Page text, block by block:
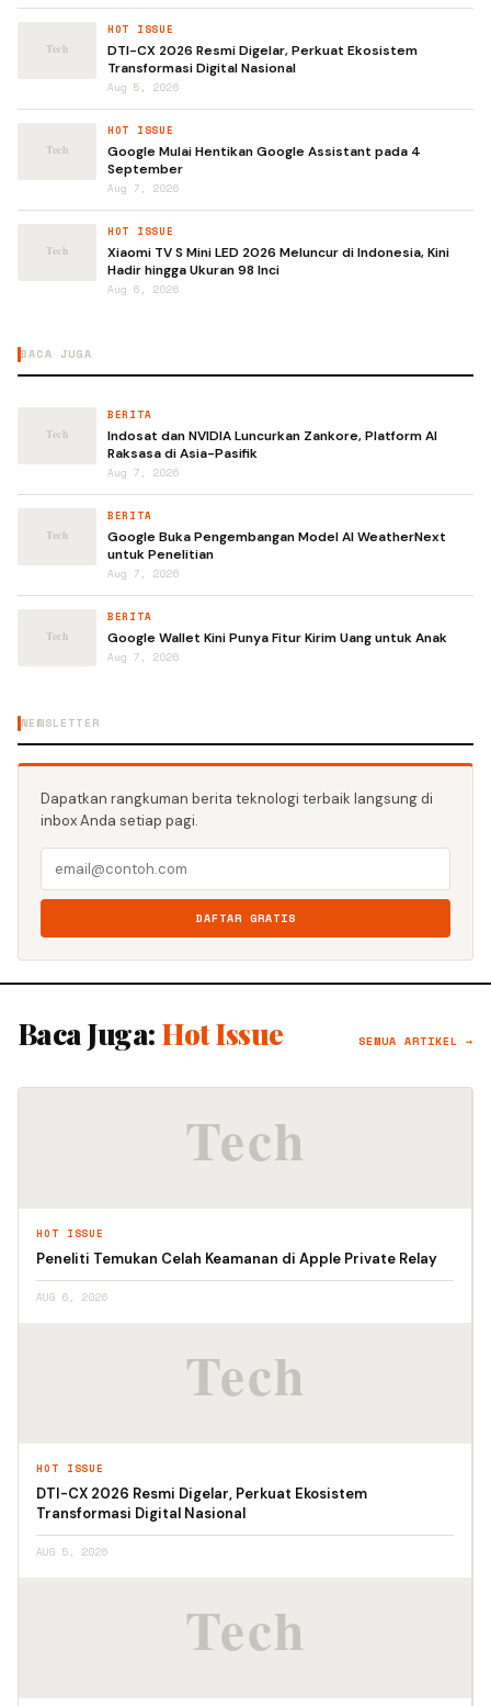
HOT ISSUE
DTI-CX 2026 Resmi Digelar, Perkuat Ekosistem
Transformasi Digital Nasional
Aug 5, 2026
HOT ISSUE
Google Mulai Hentikan Google Assistant pada 4
September
Aug 7, 2026
HOT ISSUE
Xiaomi TV S Mini LED 2026 Meluncur di Indonesia, Kini
Hadir hingga Ukuran 98 Inci
Aug 6, 2026
BACA JUGA
BERITA
Indosat dan NVIDIA Luncurkan Zankore, Platform AI
Raksasa di Asia-Pasifik
Aug 7, 2026
BERITA
Google Buka Pengembangan Model AI WeatherNext
untuk Penelitian
Aug 7, 2026
BERITA
Google Wallet Kini Punya Fitur Kirim Uang untuk Anak
Aug 7, 2026
NEWSLETTER
Dapatkan rangkuman berita teknologi terbaik langsung di
inbox Anda setiap pagi.
DAFTAR GRATIS
Baca Juga: Hot Issue SEMUA ARTIKEL →
HOT ISSUE
Peneliti Temukan Celah Keamanan di Apple Private Relay
AUG 6, 2026
HOT ISSUE
DTI-CX 2026 Resmi Digelar, Perkuat Ekosistem
Transformasi Digital Nasional
AUG 5, 2026